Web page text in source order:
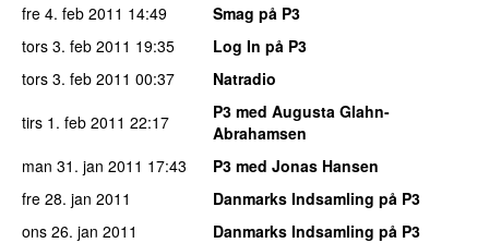
fre 4. feb 2011 14:49
Smag på P3
tors 3. feb 2011 19:35
Log In på P3
tors 3. feb 2011 00:37
Natradio
tirs 1. feb 2011 22:17
P3 med Augusta Glahn-
Abrahamsen
man 31. jan 2011 17:43
P3 med Jonas Hansen
fre 28. jan 2011
Danmarks Indsamling på P3
ons 26. jan 2011
Danmarks Indsamling på P3